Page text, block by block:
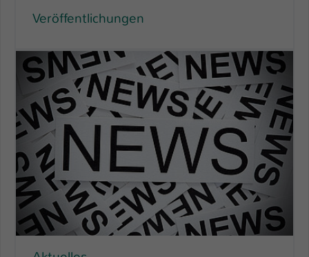
Veröffentlichungen